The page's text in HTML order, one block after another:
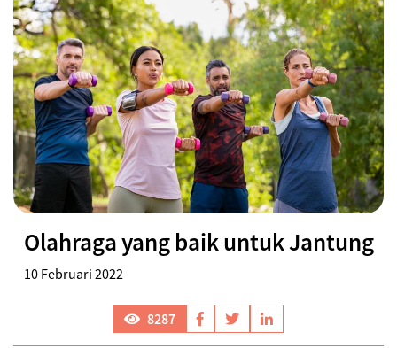
Olahraga yang baik untuk Jantung
10 Februari 2022
8287